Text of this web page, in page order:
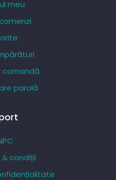
meu
comandă
parolă
condiții